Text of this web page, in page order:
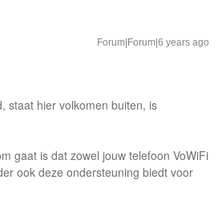
Forum|Forum|6 years ago
staat hier volkomen buiten, is
gaat is dat zowel jouw telefoon VoWiFi
ook deze ondersteuning biedt voor